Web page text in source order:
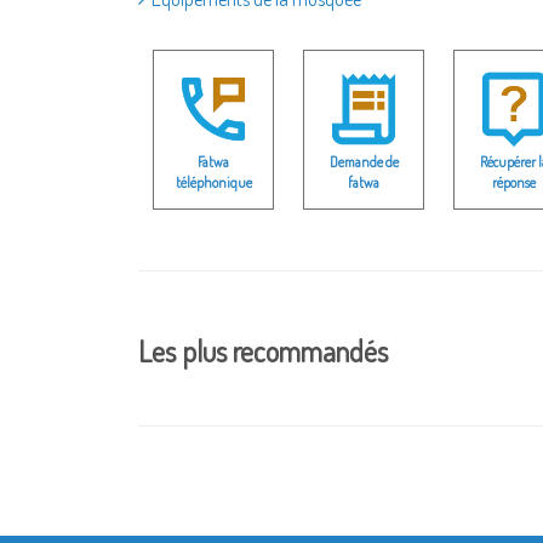
Fatwa
téléphonique
Demande de
fatwa
Récupérer
réponse
Les plus recommandés